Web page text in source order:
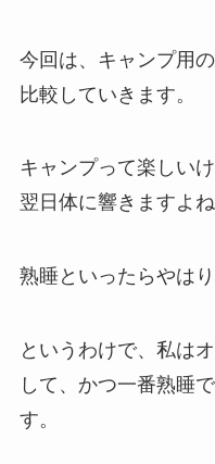
今回は、キャンプ用
比較していきます。
キャンプって楽しい
翌日体に響きますよね
熟睡といったらやは
というわけで、私は
して、かつ一番熟睡
す。